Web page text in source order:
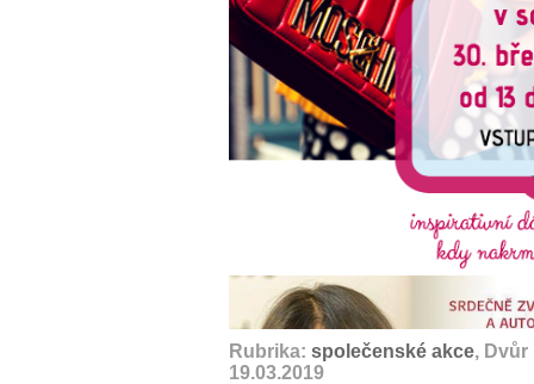
Rubrika: společenské akce, Dvůr
19.03.2019